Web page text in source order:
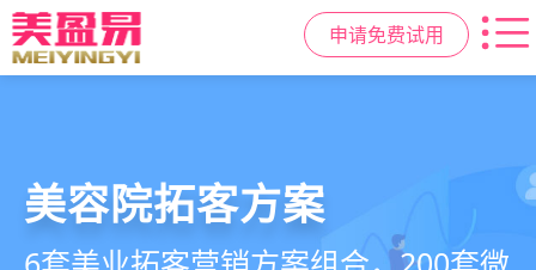
申请免费试用
美业拓客，就用 美盈易
美容院拓客方案
美业私域运营scrm